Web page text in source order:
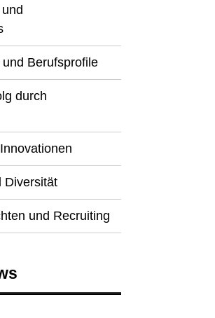
Berufsprofile
durch
Diversität
und Recruiting